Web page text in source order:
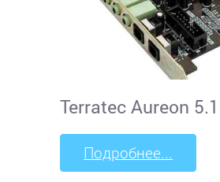
Terratec Aureon
Подробнее...